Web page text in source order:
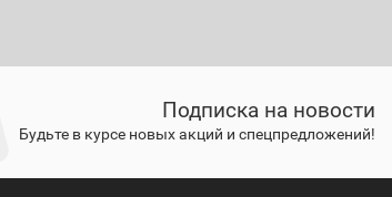
Подписка на новости
Будьте в курсе новых акций и спецпредложений!